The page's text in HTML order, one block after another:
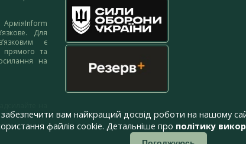
Для
є
прямого та
на
вам найкращий досвід роботи на нашому
файлів cookie. Детальніше про політику